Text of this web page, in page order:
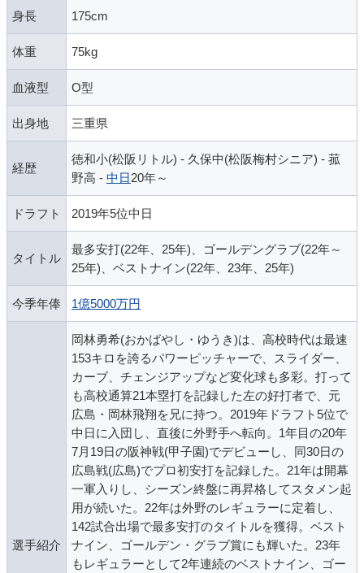
身長 175cm
体重 75kg
血液型 O型
出身地 三重県
経歴
徳和小(松阪リトル) - 久保中(松阪梅村シニア) - 菰
野高 - 中日20年～
ドラフト 2019年5位中日
タイトル
最多安打(22年、25年)、ゴールデングラブ(22年～
25年)、ベストナイン(22年、23年、25年)
今季年俸 1億5000万円
選手紹介
岡林勇希(おかばやし・ゆうき)は、高校時代は最速
153キロを誇るパワーピッチャーで、スライダー、
カーブ、チェンジアップなど変化球も多彩。打って
も高校通算21本塁打を記録した左の好打者で、元
広島・岡林飛翔を兄に持つ。2019年ドラフト5位で
中日に入団し、直後に外野手へ転向。1年目の20年
7月19日の阪神戦(甲子園)でデビューし、同30日の
広島戦(広島)でプロ初安打を記録した。21年は開幕
一軍入りし、シーズン終盤に再昇格してスタメン起
用が続いた。22年は外野のレギュラーに定着し、
142試合出場で最多安打のタイトルを獲得。ベスト
ナイン、ゴールデン・グラブ賞にも輝いた。23年
もレギュラーとして2年連続のベストナイン、ゴー